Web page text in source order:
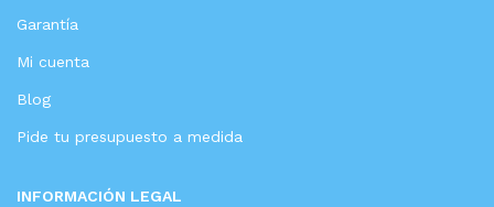
Garantía
Mi cuenta
Blog
Pide tu presupuesto a medida
INFORMACIÓN LEGAL